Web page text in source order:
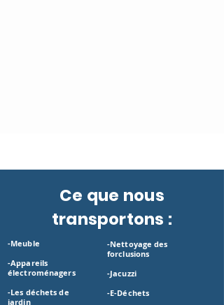
Ce que nous
transportons :
-Meuble
-Appareils
électroménagers
-Les déchets de
jardin
-Nettoyage des
forclusions
-Jacuzzi
-E-Déchets